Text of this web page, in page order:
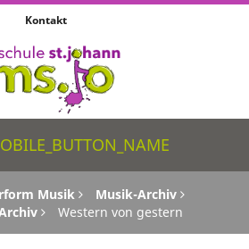
Kontakt
Musik
Musik-Archiv
Western von gestern